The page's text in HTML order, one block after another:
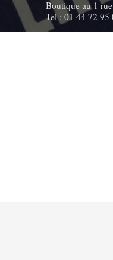
Boutique au 1
Tel : 01 44 72